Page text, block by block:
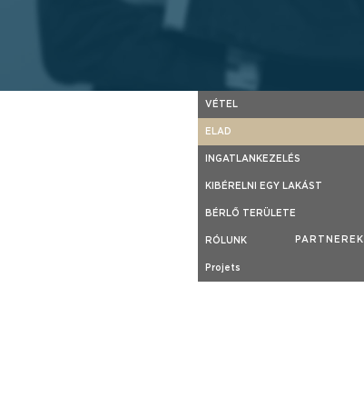
VÉTEL
ELAD
INGATLANKEZELÉS
KIBÉRELNI EGY LAKÁST
BÉRLŐ TERÜLETE
RÓLUNK
Projets
PARTNEREK